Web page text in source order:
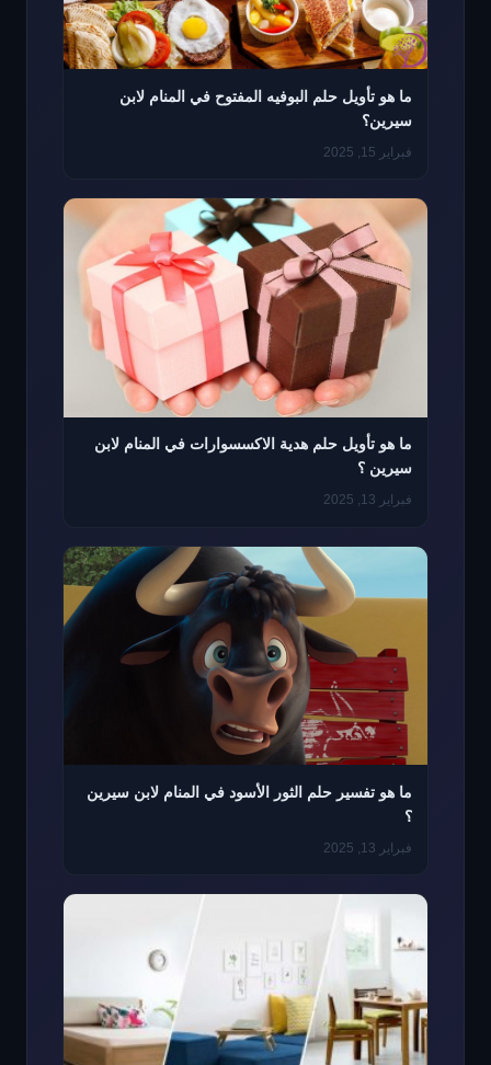
ما هو تأويل حلم البوفيه المفتوح في المنام لابن
سيرين؟
فبراير 15, 2025
ما هو تأويل حلم هدية الاكسسوارات في المنام لابن
سيرين ؟
فبراير 13, 2025
ما هو تفسير حلم الثور الأسود في المنام لابن سيرين
؟
فبراير 13, 2025